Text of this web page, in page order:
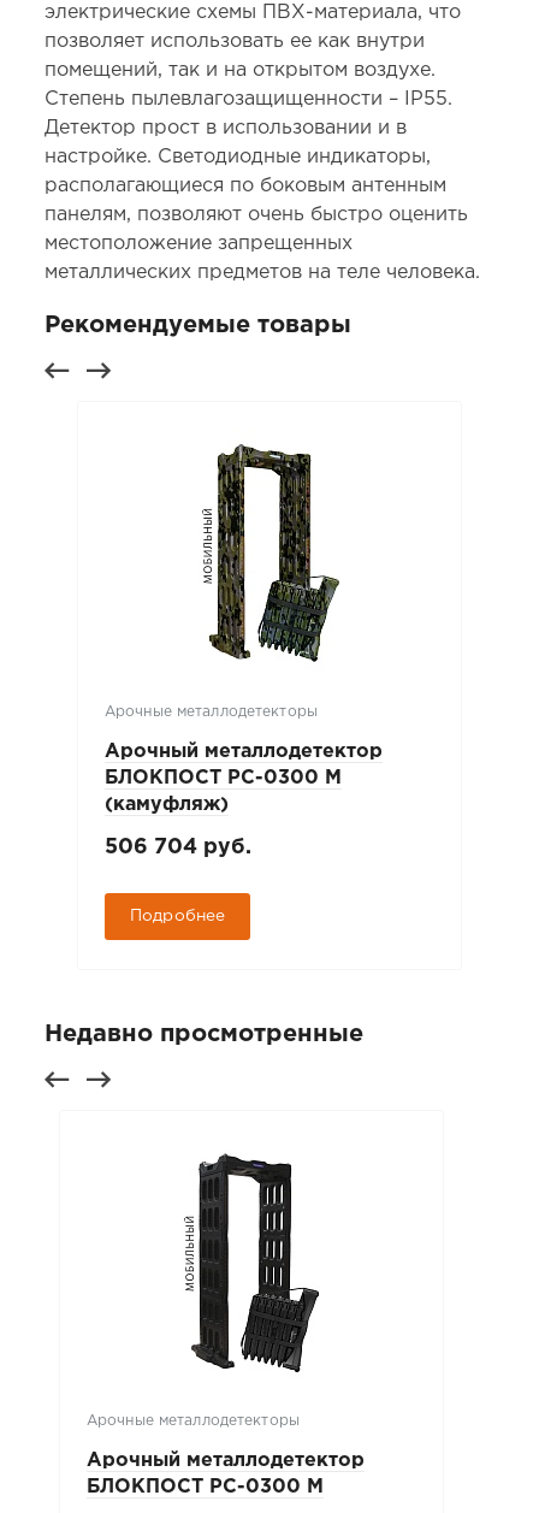
электрические схемы ПВХ-материала, что
позволяет использовать ее как внутри
помещений, так и на открытом воздухе.
Степень пылевлагозащищенности – IP55.
Детектор прост в использовании и в
настройке. Светодиодные индикаторы,
располагающиеся по боковым антенным
панелям, позволяют очень быстро оценить
местоположение запрещенных
металлических предметов на теле человека.
Рекомендуемые товары
Арочные металлодетекторы
Арочный металлодетектор
БЛОКПОСТ РС-0300 М
(камуфляж)
506 704 руб.
Подробнее
Недавно просмотренные
Арочные металлодетекторы
Арочный металлодетектор
БЛОКПОСТ РС-0300 М